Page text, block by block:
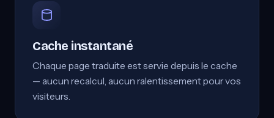
Cache instantané
Chaque page traduite est servie depuis le cache
— aucun recalcul, aucun ralentissement pour vos
visiteurs.